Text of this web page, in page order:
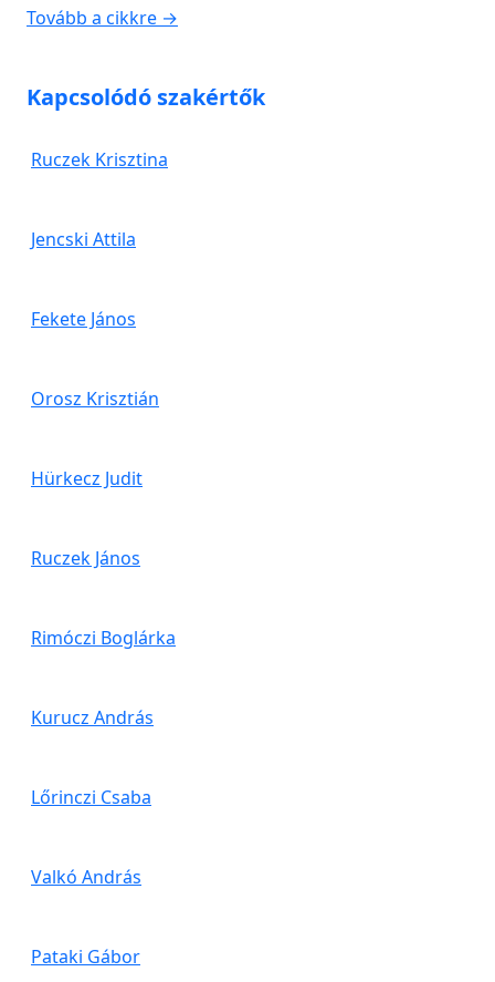
Tovább a cikkre →
Kapcsolódó szakértők
Ruczek Krisztina
Jencski Attila
Fekete János
Orosz Krisztián
Hürkecz Judit
Ruczek János
Rimóczi Boglárka
Kurucz András
Lőrinczi Csaba
Valkó András
Pataki Gábor